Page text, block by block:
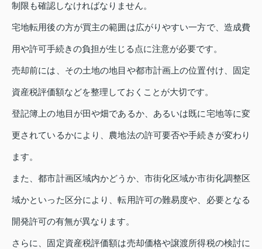
制限も確認しなければなりません。
宅地転用後の方が買主の範囲は広がりやすい一方で、造成費
用や許可手続きの負担が生じる点に注意が必要です。
売却前には、その土地の地目や都市計画上の位置付け、固定
資産税評価額などを整理しておくことが大切です。
登記簿上の地目が田や畑であるか、あるいは既に宅地等に変
更されているかにより、農地法の許可要否や手続きが変わり
ます。
また、都市計画区域内かどうか、市街化区域か市街化調整区
域かといった区分により、転用許可の難易度や、必要となる
開発許可の有無が異なります。
さらに、固定資産税評価額は売却価格や譲渡所得税の検討に